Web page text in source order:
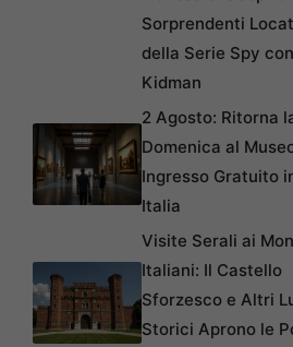
Sorprendenti
della Serie Spy
Kidman
2 Agosto: Ritorna
Domenica al
Ingresso Gratuito
Italia
Visite Serali ai
Italiani: Il Castello
Sforzesco e Altri
Storici Aprono le